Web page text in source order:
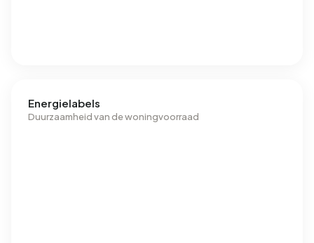
Energielabels
Duurzaamheid van de woningvoorraad